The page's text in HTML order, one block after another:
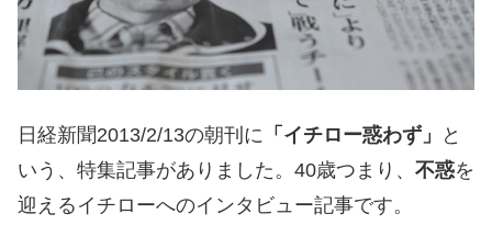
日経新聞2013/2/13の朝刊に 「イチロー惑わず」
と
いう、特集記事がありました。40歳つまり、 不惑を
迎えるイチローへのインタビュー記事です。